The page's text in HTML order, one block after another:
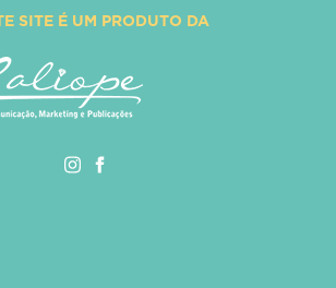
SITE É UM PRODUTO DA